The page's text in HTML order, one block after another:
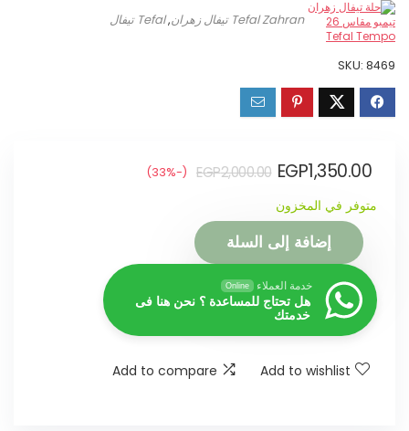
Tefal Zahran تيفال زهران ,Tefal تيفال
SKU: 8469
EGP2,000.00 EGP1,350.00
(-33%)
متوفر في المخزون
إضافة إلى السلة
خدمة العملاء Online
هل تحتاج للمساعدة ؟ نحن هنا فى
خدمتك
Add to wishlist
Add to compare